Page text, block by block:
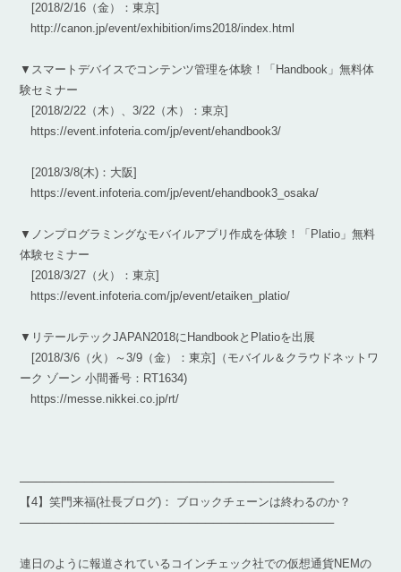
[2018/2/16（金）：東京]
http://canon.jp/event/exhibition/ims2018/index.html
▼スマートデバイスでコンテンツ管理を体験！「Handbook」無料体
験セミナー
[2018/2/22（木）、3/22（木）：東京]
https://event.infoteria.com/jp/event/ehandbook3/
[2018/3/8(木)：大阪]
https://event.infoteria.com/jp/event/ehandbook3_osaka/
▼ノンプログラミングなモバイルアプリ作成を体験！「Platio」無料
体験セミナー
[2018/3/27（火）：東京]
https://event.infoteria.com/jp/event/etaiken_platio/
▼リテールテックJAPAN2018にHandbookとPlatioを出展
[2018/3/6（火）～3/9（金）：東京]（モバイル＆クラウドネットワ
ーク ゾーン 小間番号：RT1634)
https://messe.nikkei.co.jp/rt/
───────────────────────────────────────
【4】笑門来福(社長ブログ)： ブロックチェーンは終わるのか？
───────────────────────────────────────
連日のように報道されているコインチェック社での仮想通貨NEMの